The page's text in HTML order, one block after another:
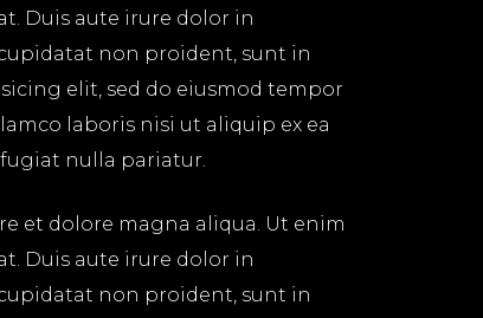
Duis aute irure dolor in
non proident, sunt in
elit, sed do eiusmod tempor
laboris nisi ut aliquip ex ea
nulla pariatur.
et dolore magna aliqua. Ut enim
Duis aute irure dolor in
non proident, sunt in